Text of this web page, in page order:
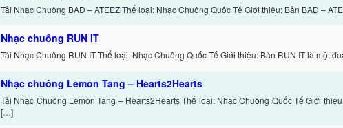
Tải Nhạc Chuông BAD – ATEEZ Thể loại: Nhạc Chuông Quốc Tế Giới thiệu: Bản BAD –
Nhạc chuông RUN IT
Tải Nhạc Chuông RUN IT Thể loại: Nhạc Chuông Quốc Tế Giới thiệu: Bản RUN IT là một
Nhạc chuông Lemon Tang – Hearts2Hearts
Tải Nhạc Chuông Lemon Tang – Hearts2Hearts Thể loại: Nhạc Chuông Quốc Tế Giới
[…]